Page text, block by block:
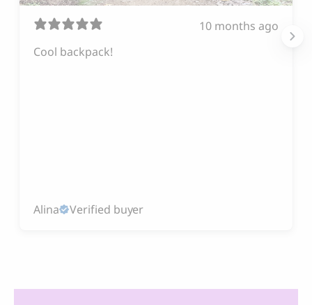
10 months ago
Cool backpack!
Alina Verified buyer